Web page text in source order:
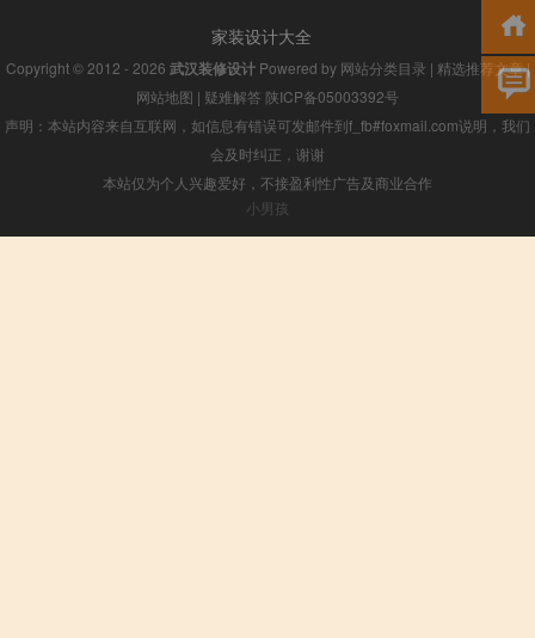
家装设计大全
Copyright © 2012 - 2026 武汉装修设计Powered by 网站分类目录 | 精选推荐文章|
网站地图 | 疑难解答 陕ICP备05003392号
声明：本站内容来自互联网，如信息有错误可发邮件到f_fb#foxmail.com说明，我们
会及时纠正，谢谢
本站仅为个人兴趣爱好，不接盈利性广告及商业合作
小男孩